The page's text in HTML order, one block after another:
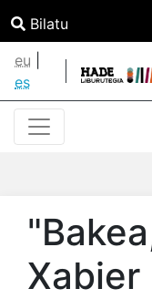
Bilatu
eu
es
Xabier